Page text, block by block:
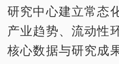
研究中心建立常态
产业趋势、流动性
核心数据与研究成